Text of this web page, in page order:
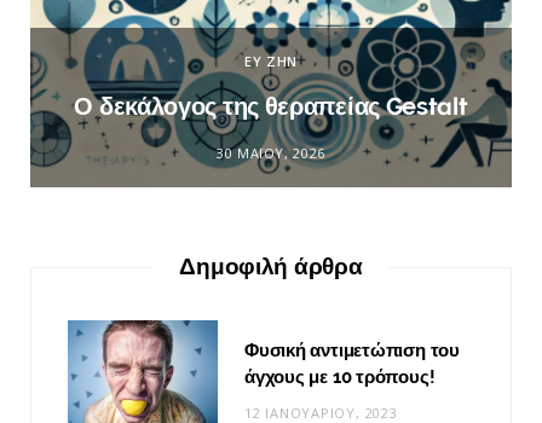
ΕΥ ΖΗΝ
Ο δεκάλογος της θεραπείας Gestalt
30 ΜΑΪ́ΟΥ, 2026
Δημοφιλή άρθρα
Φυσική αντιμετώπιση του
άγχους με 10 τρόπους!
12 ΙΑΝΟΥΑΡΊΟΥ, 2023